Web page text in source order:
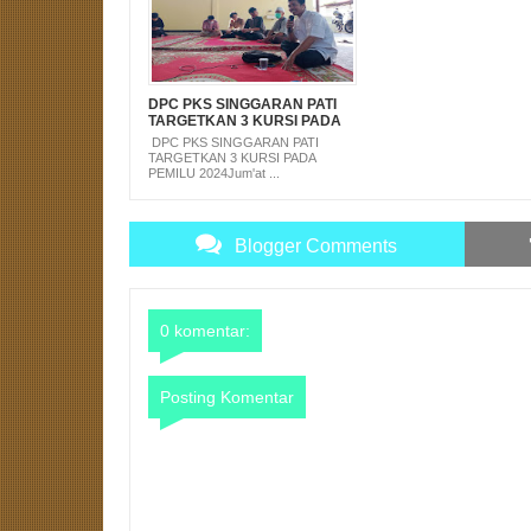
DPC PKS SINGGARAN PATI
TARGETKAN 3 KURSI PADA
PEMILU 2024
DPC PKS SINGGARAN PATI
TARGETKAN 3 KURSI PADA
PEMILU 2024Jum'at ...
Blogger Comments
0 komentar:
Posting Komentar